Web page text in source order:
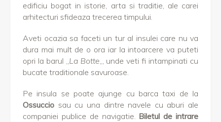
edificiu bogat in istorie, arta si traditie, ale carei
arhitecturi sfideaza trecerea timpului.
Aveti ocazia sa faceti un tur al insulei care nu va
dura mai mult de o ora iar la intoarcere va puteti
opri la barul „La Botte„, unde veti fi intampinati cu
bucate traditionale savuroase.
Pe insula se poate ajunge cu barca taxi de la
Ossuccio sau cu una dintre navele cu aburi ale
companiei publice de navigatie. Biletul de intrare